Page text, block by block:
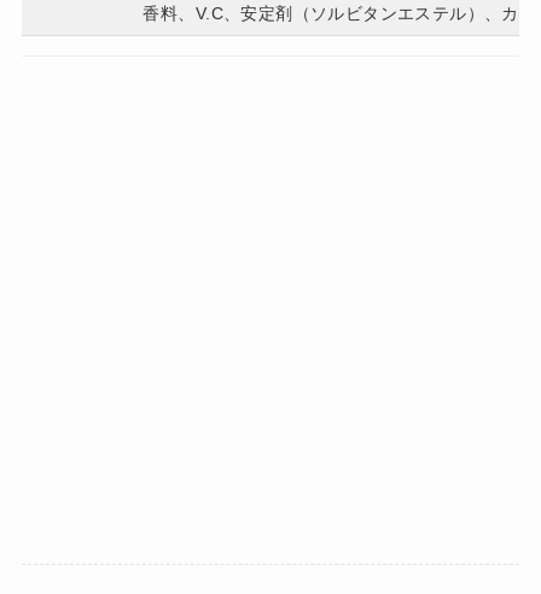
香料、V.C、安定剤（ソルビタンエステル）、カ